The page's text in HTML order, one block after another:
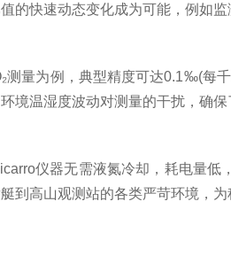
的快速动态变化成为可能，例如
量为例，典型精度可达0.1‰(每
境温湿度波动对测量的干扰，确保
仪器无需液氮冷却，耗电量低
到高山观测站的各类严苛环境，为